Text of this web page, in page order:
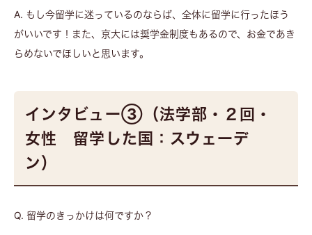
A. もし今留学に迷っているのならば、全体に留学に行ったほう
がいいです！また、京大には奨学金制度もあるので、お金であき
らめないでほしいと思います。
インタビュー③（法学部・２回・
女性 留学した国：スウェーデ
ン）
Q. 留学のきっかけは何ですか？